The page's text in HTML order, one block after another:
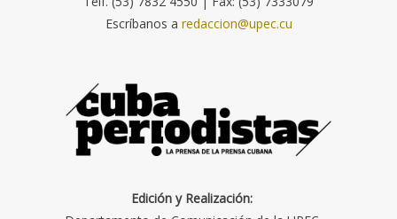
Escríbanos a redaccion@upec.cu
Edición y Realización: